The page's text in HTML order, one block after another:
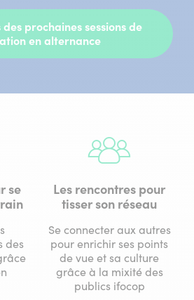
prochaines sessions de
en alternance
se
des
Les rencontres pour
tisser son réseau
Se connecter aux autres
pour enrichir ses points
de vue et sa culture
grâce à la mixité des
publics ifocop